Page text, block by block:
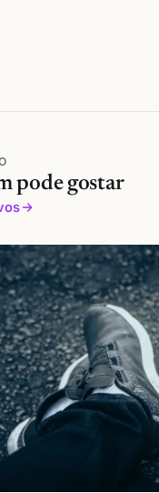
pode gostar